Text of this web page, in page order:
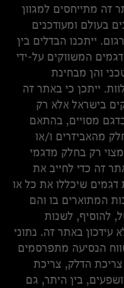
זה מתייחסים למגוון
בעולם ומעודכנים
ייתכנו הבדלים בין
המשווקים על-ידי
והן מבחינת
ייתכן כי באתר זה
בישראל אלא רק
מסויים, בהתאם
מהאביזרים ו/או
רק בחלק מדגמי
זה כדי לחייב את
שיכללו את כל או
המתוארים בו והם
להוסיף, לשנות
עידכון באתר זה. נתוני
הנסיעה מתפרסמים
הדלק, צריכת
בין היתר, גם